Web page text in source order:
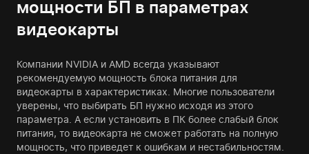
мощности БП в параметрах
видеокарты
Компании NVIDIA и AMD всегда указывают
рекомендуемую мощность блока питания для
видеокарты в характеристиках. Многие пользователи
уверены, что выбирать БП нужно исходя из этого
параметра. А если установить в ПК более слабый блок
питания, то видеокарта не сможет работать на полную
мощность, что приведет к ошибкам и нестабильностям.